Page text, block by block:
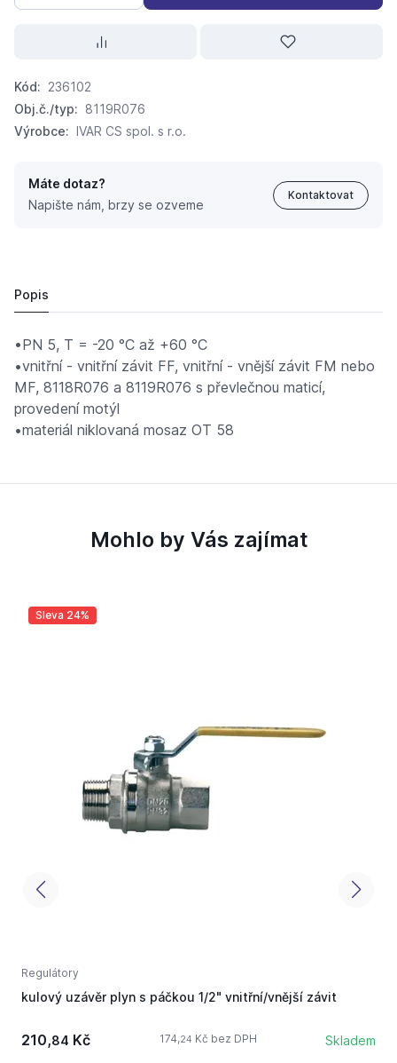
Kód: 236102
Obj.č./typ: 8119R076
Výrobce: IVAR CS spol. s r.o.
Máte dotaz?
Napište nám, brzy se ozveme
Kontaktovat
Popis
•PN 5, T = -20 °C až +60 °C
•vnitřní - vnitřní závit FF, vnitřní - vnější závit FM nebo
MF, 8118R076 a 8119R076 s převlečnou maticí,
provedení motýl
•materiál niklovaná mosaz OT 58
Mohlo by Vás zajímat
Sleva 24%
Regulátory
kulový uzávěr plyn s páčkou 1/2" vnitřní/vnější závit
210,84 Kč 174,24 Kč bez DPH Skladem